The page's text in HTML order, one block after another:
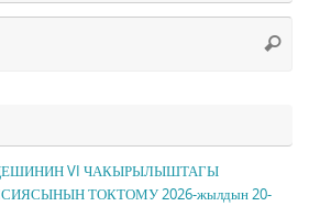
Поиск
VI ЧАКЫРЫЛЫШТАГЫ
ТОКТОМУ 2026-жылдын 20-